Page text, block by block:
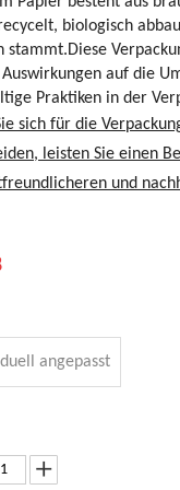
mit
biologisch
stammt.Diese
auf die
Praktiken in der
sich für die
leisten Sie einen
und
angepasst